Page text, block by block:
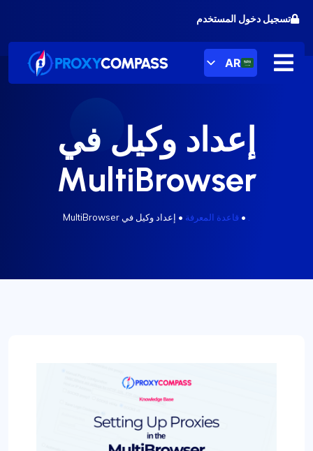
الى
المحتوى
تسجيل دخول المستخدم
AR
إعداد وكيل في
MultiBrowser
• قاعدة المعرفة • إعداد وكيل في MultiBrowser